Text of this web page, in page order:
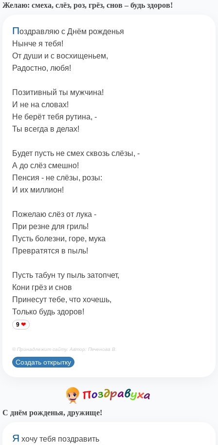
Желаю: смеха, слёз, роз, грёз, снов – будь здоров!
Поздравляю с Днём рожденья
Нынче я тебя!
От души и с восхищеньем,
Радостно, любя!
Позитивный ты мужчина!
И не на словах!
Не берёт тебя рутина, -
Ты всегда в делах!
Будет пусть не смех сквозь слёзы, -
А до слёз смешно!
Пенсия - не слёзы, розы:
И их миллион!
Пожелаю слёз от лука -
При резне для гриль!
Пусть болезни, горе, мука
Превратятся в пыль!
Пусть табун ту пыль затопчет,
Кони грёз и снов
Принесут тебе, что хочешь,
Только будь здоров!
9
© Принадлежит сайту. Автор: Печенова В.
Создать открытку
С днём рожденья, дружище!
Я хочу тебя поздравить